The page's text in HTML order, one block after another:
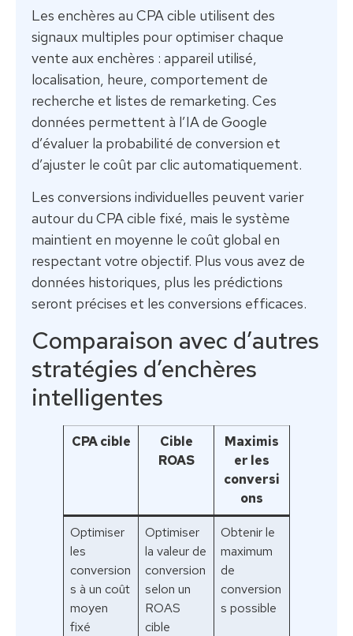
Les enchères au CPA cible utilisent des
signaux multiples pour optimiser chaque
vente aux enchères : appareil utilisé,
localisation, heure, comportement de
recherche et listes de remarketing. Ces
données permettent à l’IA de Google
d’évaluer la probabilité de conversion et
d’ajuster le coût par clic automatiquement.
Les conversions individuelles peuvent varier
autour du CPA cible fixé, mais le système
maintient en moyenne le coût global en
respectant votre objectif. Plus vous avez de
données historiques, plus les prédictions
seront précises et les conversions efficaces.
Comparaison avec d’autres
stratégies d’enchères
intelligentes
CPA cible
Cible
ROAS
Maximis
er les
conversi
ons
Optimiser
les
conversion
s à un coût
moyen
fixé
Optimiser
la valeur de
conversion
selon un
ROAS
cible
Obtenir le
maximum
de
conversion
s possible